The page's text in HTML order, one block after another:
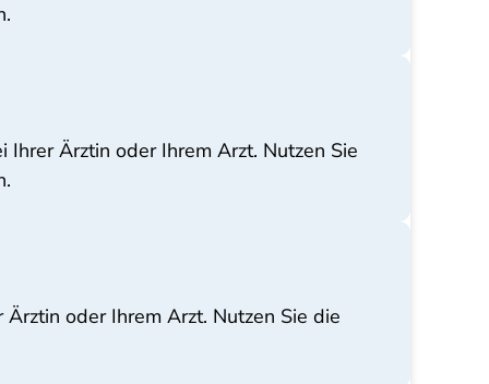
Ärztin oder Ihrem Arzt. Nutzen Sie
oder Ihrem Arzt. Nutzen Sie die